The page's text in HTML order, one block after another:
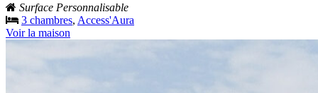
Surface Personnalisable
3 chambres, Access'Aura
Voir la maison